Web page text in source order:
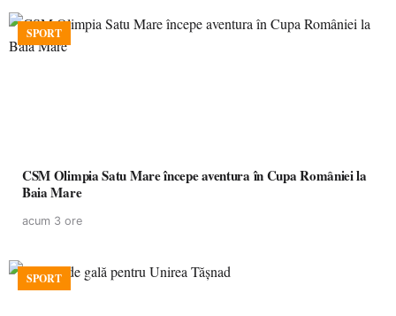
SPORT
CSM Olimpia Satu Mare începe aventura în Cupa României la
Baia Mare
acum 3 ore
SPORT